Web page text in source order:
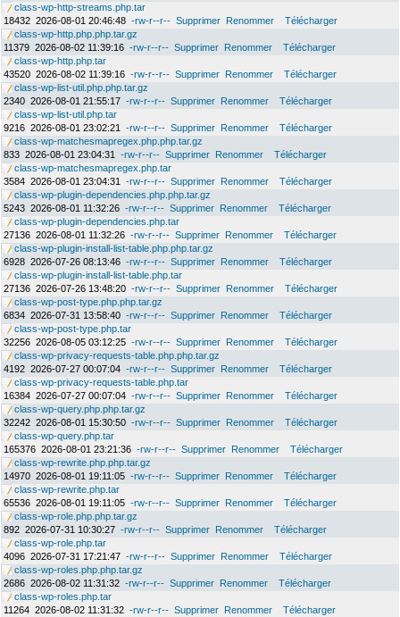
class-wp-http-streams.php.tar
18432 2026-08-01 20:46:48 -rw-r--r-- Supprimer Renommer
Télécharger
class-wp-http.php.php.tar.gz
11379 2026-08-02 11:39:16 -rw-r--r-- Supprimer Renommer
Télécharger
class-wp-http.php.tar
43520 2026-08-02 11:39:16 -rw-r--r-- Supprimer Renommer
Télécharger
class-wp-list-util.php.php.tar.gz
2340 2026-08-01 21:55:17 -rw-r--r-- Supprimer Renommer
Télécharger
class-wp-list-util.php.tar
9216 2026-08-01 23:02:21 -rw-r--r-- Supprimer Renommer
Télécharger
class-wp-matchesmapregex.php.php.tar.gz
833 2026-08-01 23:04:31 -rw-r--r-- Supprimer Renommer
Télécharger
class-wp-matchesmapregex.php.tar
3584 2026-08-01 23:04:31 -rw-r--r-- Supprimer Renommer
Télécharger
class-wp-plugin-dependencies.php.php.tar.gz
5243 2026-08-01 11:32:26 -rw-r--r-- Supprimer Renommer
Télécharger
class-wp-plugin-dependencies.php.tar
27136 2026-08-01 11:32:26 -rw-r--r-- Supprimer Renommer
Télécharger
class-wp-plugin-install-list-table.php.php.tar.gz
6928 2026-07-26 08:13:46 -rw-r--r-- Supprimer Renommer
Télécharger
class-wp-plugin-install-list-table.php.tar
27136 2026-07-26 13:48:20 -rw-r--r-- Supprimer Renommer
Télécharger
class-wp-post-type.php.php.tar.gz
6834 2026-07-31 13:58:40 -rw-r--r-- Supprimer Renommer
Télécharger
class-wp-post-type.php.tar
32256 2026-08-05 03:12:25 -rw-r--r-- Supprimer Renommer
Télécharger
class-wp-privacy-requests-table.php.php.tar.gz
4192 2026-07-27 00:07:04 -rw-r--r-- Supprimer Renommer
Télécharger
class-wp-privacy-requests-table.php.tar
16384 2026-07-27 00:07:04 -rw-r--r-- Supprimer Renommer
Télécharger
class-wp-query.php.php.tar.gz
32242 2026-08-01 15:30:50 -rw-r--r-- Supprimer Renommer
Télécharger
class-wp-query.php.tar
165376 2026-08-01 23:21:36 -rw-r--r-- Supprimer Renommer
Télécharger
class-wp-rewrite.php.php.tar.gz
14970 2026-08-01 19:11:05 -rw-r--r-- Supprimer Renommer
Télécharger
class-wp-rewrite.php.tar
65536 2026-08-01 19:11:05 -rw-r--r-- Supprimer Renommer
Télécharger
class-wp-role.php.php.tar.gz
892 2026-07-31 10:30:27 -rw-r--r-- Supprimer Renommer
Télécharger
class-wp-role.php.tar
4096 2026-07-31 17:21:47 -rw-r--r-- Supprimer Renommer
Télécharger
class-wp-roles.php.php.tar.gz
2686 2026-08-02 11:31:32 -rw-r--r-- Supprimer Renommer
Télécharger
class-wp-roles.php.tar
11264 2026-08-02 11:31:32 -rw-r--r-- Supprimer Renommer Télécharger